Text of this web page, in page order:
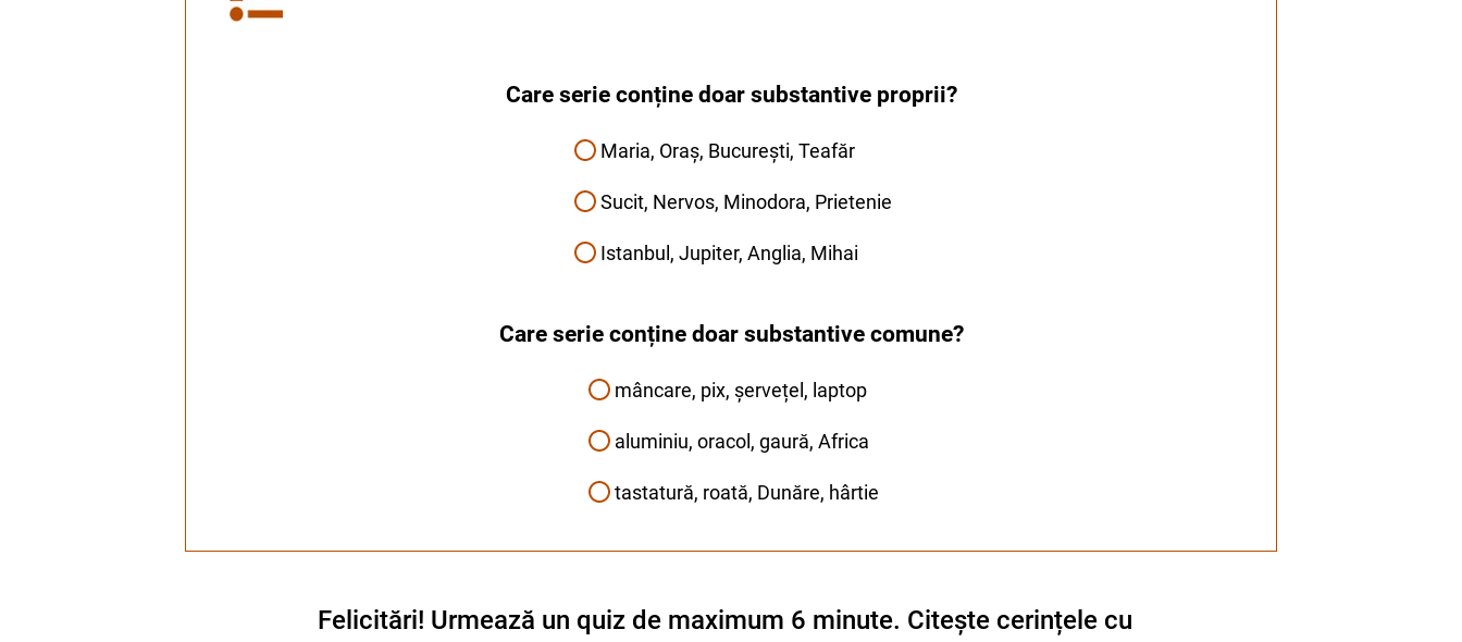
Care serie conține doar substantive proprii?
Maria, Oraș, București, Teafăr
Sucit, Nervos, Minodora, Prietenie
Istanbul, Jupiter, Anglia, Mihai
Care serie conține doar substantive comune?
mâncare, pix, șervețel, laptop
aluminiu, oracol, gaură, Africa
tastatură, roată, Dunăre, hârtie
Felicitări! Urmează un quiz de maximum 6 minute. Citește cerințele cu